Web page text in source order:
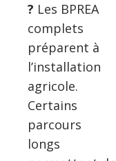
? Les BPREA
complets
préparent à
l’installation
agricole.
Certains
parcours
longs